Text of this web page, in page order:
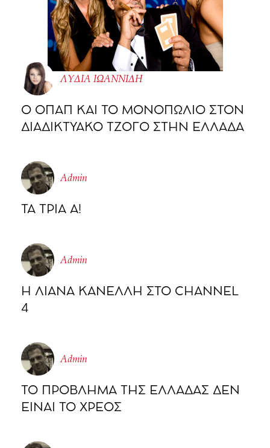
ΛΥΔΙΑ ΙΩΑΝΝΙΔΗ
O ΟΠΑΠ ΚΑΙ ΤΟ ΜΟΝΟΠΩΛΙΟ ΣΤΟΝ
ΔΙΑΔΙΚΤΥΑΚΟ ΤΖΟΓΟ ΣΤΗΝ ΕΛΛΑΔΑ
Admin
ΤΑ ΤΡΙΑ Α!
Admin
Η ΛΙΑΝΑ ΚΑΝΕΛΛΗ ΣΤΟ CHΑΝΝΕL
4
Admin
ΤΟ ΠΡΟΒΛΗΜΑ ΤΗΣ ΕΛΛΑΔΑΣ ΔΕΝ
ΕΙΝΑΙ ΤΟ ΧΡΕΟΣ